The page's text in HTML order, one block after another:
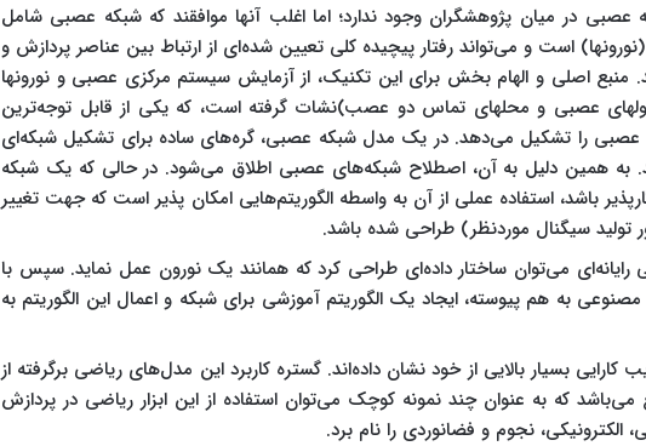
عصبی در میان پژوهشگران وجود ندارد؛ اما اغلب آنها موافقند که شبکه عصبی شامل
است و می‌تواند رفتار پیچیده کلی تعیین شده‌ای از ارتباط بین عناصر پردازش و
منبع اصلی و الهام بخش برای این تکنیک، از آزمایش سیستم مرکزی عصبی و نورونها
عصبی و محلهای تماس دو عصب)نشات گرفته‌ است، که یکی از قابل توجه‌ترین
عصبی را تشکیل می‌دهد. در یک مدل شبکه عصبی، گره‌های ساده برای تشکیل شبکه‌ای
به همین دلیل به آن، اصطلاح شبکه‌های عصبی اطلاق می‌شود. در حالی که یک شبکه
باشد، استفاده عملی از آن به واسطه الگوریتم‌هایی امکان پذیر است که جهت تغییر
تولید سیگنال موردنظر) طراحی شده باشد.
رایانه‌ای می‌توان ساختار داده‌ای طراحی کرد که همانند یک نورون عمل نماید. سپس با
به هم پیوسته، ایجاد یک الگوریتم آموزشی برای شبکه و اعمال این الگوریتم به
بسیار بالایی از خود نشان داده‌اند. گستره کاربرد این مدل‌های ریاضی برگرفته از
می‌باشد که به عنوان چند نمونه کوچک می‌توان استفاده از این ابزار ریاضی در پردازش
الکترونیکی، نجوم و فضانوردی را نام برد.